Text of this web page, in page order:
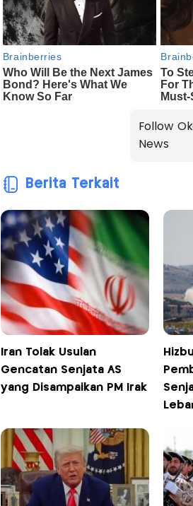
Follow
News
Berita Terkait
Iran Tolak Usulan
Gencatan Senjata AS
yang Disampaikan PM Irak